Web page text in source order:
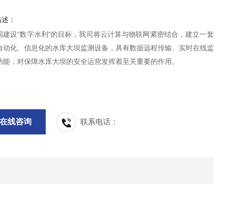
：
建设“数字水利"的目标，我司将云计算与物联网紧密结合，建立一套
动化、信息化的水库大坝监测设备，具有数据远程传输、实时在线监
能，对保障水库大坝的安全运营发挥着至关重要的作用。
在线咨询 联系电话：